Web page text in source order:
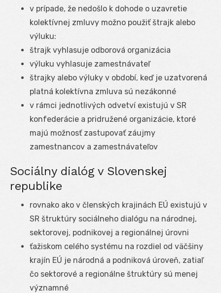
v prípade, že nedošlo k dohode o uzavretie
kolektívnej zmluvy možno použiť štrajk alebo
výluku:
štrajk vyhlasuje odborová organizácia
výluku vyhlasuje zamestnávateľ
štrajky alebo výluky v období, keď je uzatvorená
platná kolektívna zmluva sú nezákonné
v rámci jednotlivých odvetví existujú v SR
konfederácie a pridružené organizácie, ktoré
majú možnosť zastupovať záujmy
zamestnancov a zamestnávateľov
Sociálny dialóg v Slovenskej
republike
rovnako ako v členských krajinách EÚ existujú v
SR štruktúry sociálneho dialógu na národnej,
sektorovej, podnikovej a regionálnej úrovni
ťažiskom celého systému na rozdiel od väčšiny
krajín EÚ je národná a podniková úroveň, zatiaľ
čo sektorové a regionálne štruktúry sú menej
významné